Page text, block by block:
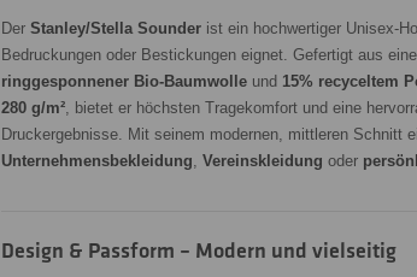
Der Stanley/Stella Sounder ist ein hochwertiger Unisex-
Bedruckungen oder Bestickungen eignet. Gefertigt aus
ringgesponnener Bio-Baumwolle und 15% recyceltem
280 g/m², bietet er höchsten Tragekomfort und eine
Druckergebnisse. Mit seinem modernen, mittleren Schnitt
Unternehmensbekleidung, Vereinskleidung oder
Design & Passform – Modern und vielseitig